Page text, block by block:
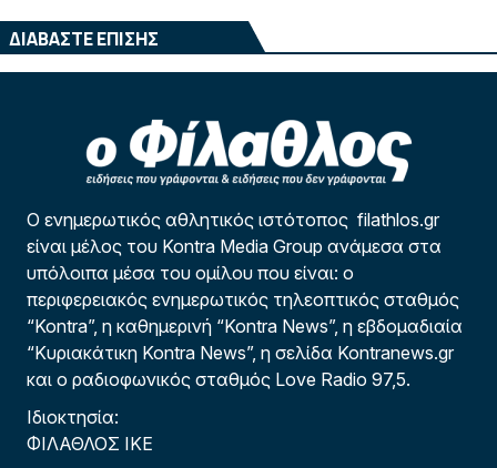
ΔΙΑΒΑΣΤΕ ΕΠΙΣΗΣ
Ο ενημερωτικός αθλητικός ιστότοπος filathlos.gr
είναι μέλος του Kontra Media Group ανάμεσα στα
υπόλοιπα μέσα του ομίλου που είναι: ο
περιφερειακός ενημερωτικός τηλεοπτικός σταθμός
“Kontra”, η καθημερινή “Kontra News”, η εβδομαδιαία
“Κυριακάτικη Kontra News”, η σελίδα Kontranews.gr
και ο ραδιοφωνικός σταθμός Love Radio 97,5.
Ιδιοκτησία:
ΦΙΛΑΘΛΟΣ ΙΚΕ